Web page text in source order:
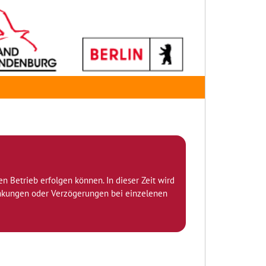
Betrieb erfolgen können. In dieser Zeit wird
oder Verzögerungen bei einzelenen